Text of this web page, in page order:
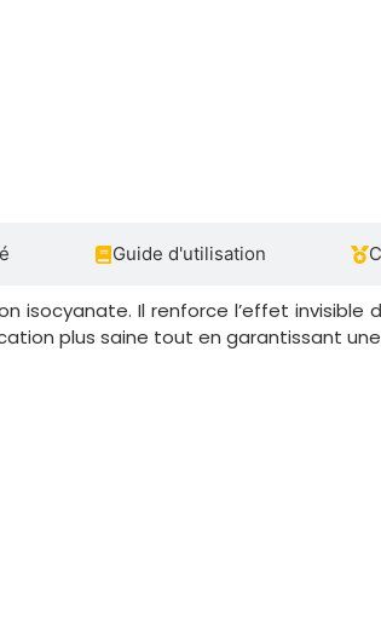
Guide d'utilisation
isocyanate. Il renforce l’effet invisible
plus saine tout en garantissant